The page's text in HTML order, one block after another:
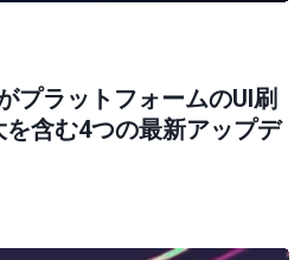
プラットフォームのUI刷
含む4つの最新アップデ